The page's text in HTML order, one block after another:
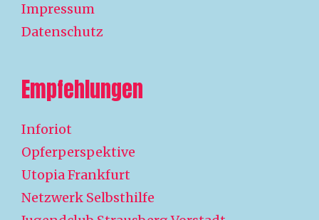
Impressum
Datenschutz
Empfehlungen
Inforiot
Opferperspektive
Utopia Frankfurt
Netzwerk Selbsthilfe